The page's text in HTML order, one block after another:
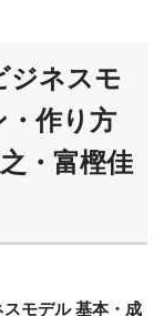
ジネスモ
・作り方
・富樫佳
モデル 基本・成